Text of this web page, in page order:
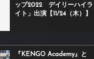
ップ2022 デイリーハイラ
イト」出演【11/24（木）】
『KENGO Academy』と